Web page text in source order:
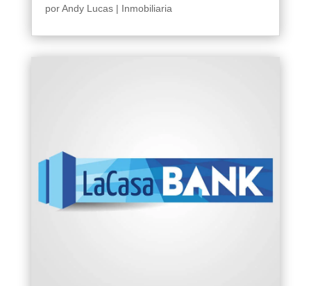
porAndy Lucas| Inmobiliaria